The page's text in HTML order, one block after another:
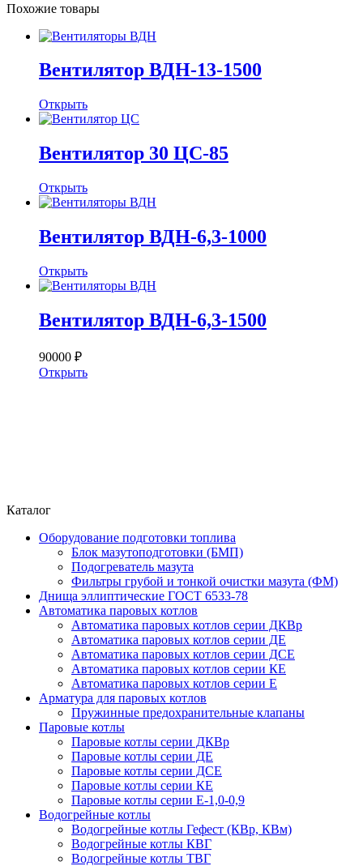
Похожие товары
Вентилятор ВДН-13-1500
Открыть
Вентилятор 30 ЦС-85
Открыть
Вентилятор ВДН-6,3-1000
Открыть
Вентилятор ВДН-6,3-1500
90000 ₽
Открыть
Каталог
Оборудование подготовки топлива
Блок мазутоподготовки (БМП)
Подогреватель мазута
Фильтры грубой и тонкой очистки мазута (ФМ)
Днища эллиптические ГОСТ 6533-78
Автоматика паровых котлов
Автоматика паровых котлов серии ДКВр
Автоматика паровых котлов серии ДЕ
Автоматика паровых котлов серии ДСЕ
Автоматика паровых котлов серии КЕ
Автоматика паровых котлов серии Е
Арматура для паровых котлов
Пружинные предохранительные клапаны
Паровые котлы
Паровые котлы серии ДКВр
Паровые котлы серии ДЕ
Паровые котлы серии ДСЕ
Паровые котлы серии КЕ
Паровые котлы серии Е-1,0-0,9
Водогрейные котлы
Водогрейные котлы Гефест (КВр, КВм)
Водогрейные котлы КВГ
Водогрейные котлы ТВГ